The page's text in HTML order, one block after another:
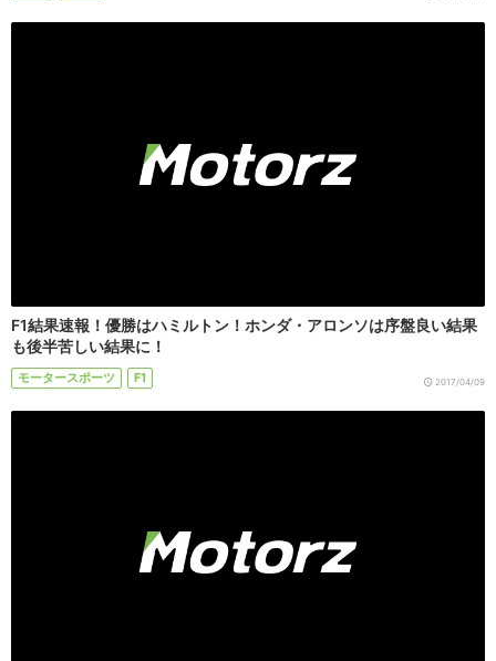
F1結果速報！優勝はハミルトン！ホンダ・アロンソは序盤良い結果
も後半苦しい結果に！
モータースポーツ F1 2017/04/09